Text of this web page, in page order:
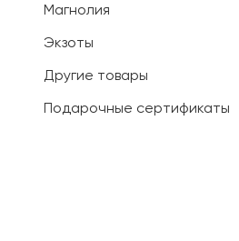
Магнолия
Экзоты
Другие товары
Подарочные сертификаты